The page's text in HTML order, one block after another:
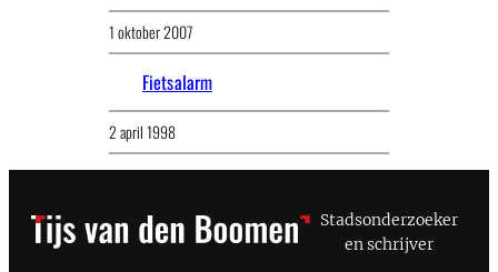
1 oktober 2007
Fietsalarm
2 april 1998
Stadsonderzoeker
en schrijver